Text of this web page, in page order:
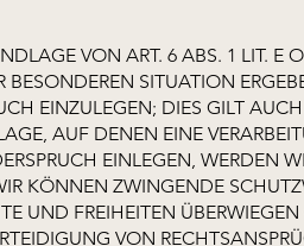
VON ART. 6 ABS. 1 LIT. E
SITUATION
EINZULEGEN; DIES GILT
AUF DENEN EINE
EINLEGEN, WERDEN
KÖNNEN ZWINGENDE
UND FREIHEITEN
VON